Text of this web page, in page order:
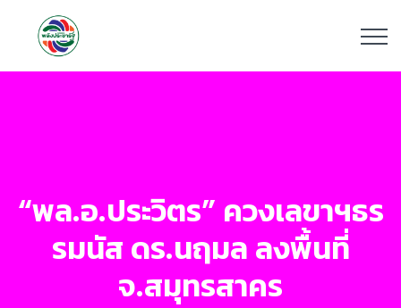
“พล.อ.ประวิตร” ควงเลขาฯธร
รมนัส ดร.นฤมล ลงพื้นที่
จ.สมุทรสาคร